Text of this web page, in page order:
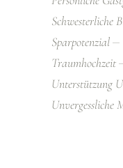
Schwesterliche
Sparpotenzial
Traumhochzeit
Unterstützung
Unvergessliche